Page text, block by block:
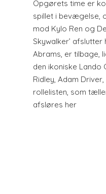
Opgørets time er
spillet i bevægelse,
mod Kylo Ren og
Skywalker’
Abrams, er tilbage,
den ikoniske Lando
Ridley, Adam
rollelisten, som
afsløres her